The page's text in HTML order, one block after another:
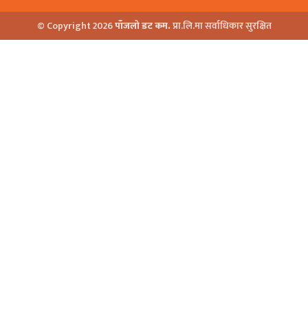
© Copyright 2026पाँजलो डट कम.प्रा.लि.मा सर्वाधिकार सुरक्षित